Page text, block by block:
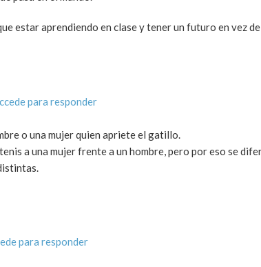
estar aprendiendo en clase y tener un futuro en vez
para responder
o una mujer quien apriete el gatillo.
a una mujer frente a un hombre, pero por eso se
para responder